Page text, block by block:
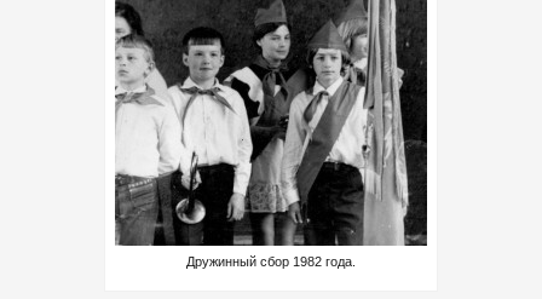
Дружинный сбор 1982 года.